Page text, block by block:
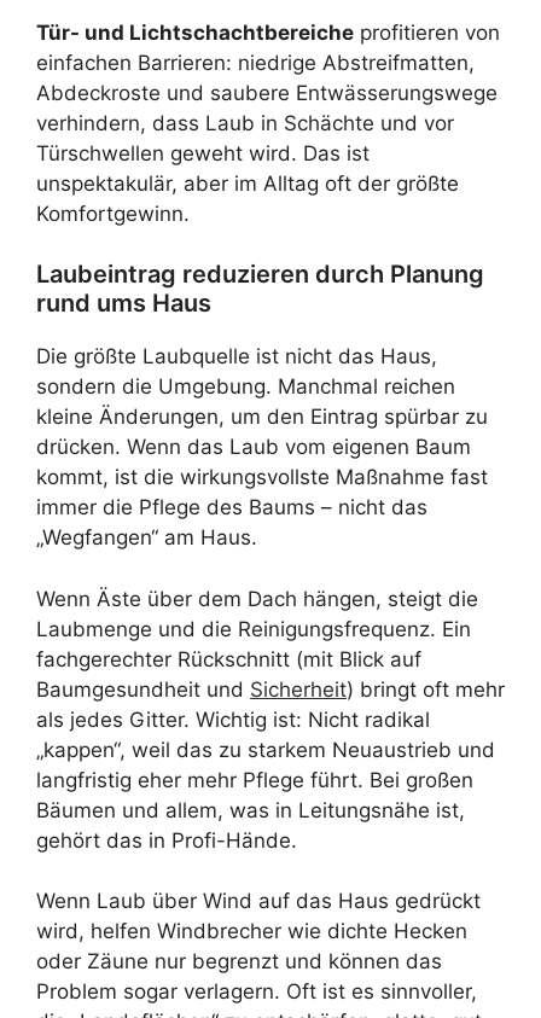
Tür- und Lichtschachtbereiche profitieren von
einfachen Barrieren: niedrige Abstreifmatten,
Abdeckroste und saubere Entwässerungswege
verhindern, dass Laub in Schächte und vor
Türschwellen geweht wird. Das ist
unspektakulär, aber im Alltag oft der größte
Komfortgewinn.
Laubeintrag reduzieren durch Planung
rund ums Haus
Die größte Laubquelle ist nicht das Haus,
sondern die Umgebung. Manchmal reichen
kleine Änderungen, um den Eintrag spürbar zu
drücken. Wenn das Laub vom eigenen Baum
kommt, ist die wirkungsvollste Maßnahme fast
immer die Pflege des Baums – nicht das
„Wegfangen“ am Haus.
Wenn Äste über dem Dach hängen, steigt die
Laubmenge und die Reinigungsfrequenz. Ein
fachgerechter Rückschnitt (mit Blick auf
Baumgesundheit und Sicherheit) bringt oft mehr
als jedes Gitter. Wichtig ist: Nicht radikal
„kappen“, weil das zu starkem Neuaustrieb und
langfristig eher mehr Pflege führt. Bei großen
Bäumen und allem, was in Leitungsnähe ist,
gehört das in Profi-Hände.
Wenn Laub über Wind auf das Haus gedrückt
wird, helfen Windbrecher wie dichte Hecken
oder Zäune nur begrenzt und können das
Problem sogar verlagern. Oft ist es sinnvoller,